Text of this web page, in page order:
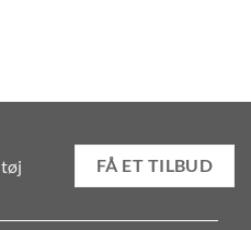
FÅ ET TILBUD